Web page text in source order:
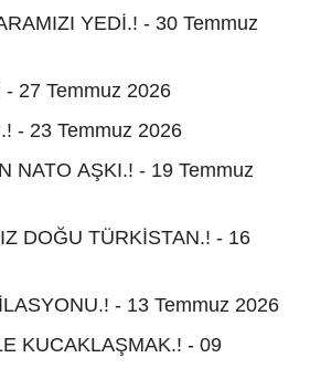
YEDİ.! - 30 Temmuz
- 27 Temmuz 2026
- 23 Temmuz 2026
NATO AŞKI.! - 19 Temmuz
DOĞU TÜRKİSTAN.! - 16
- 13 Temmuz 2026
KUCAKLAŞMAK.! - 09